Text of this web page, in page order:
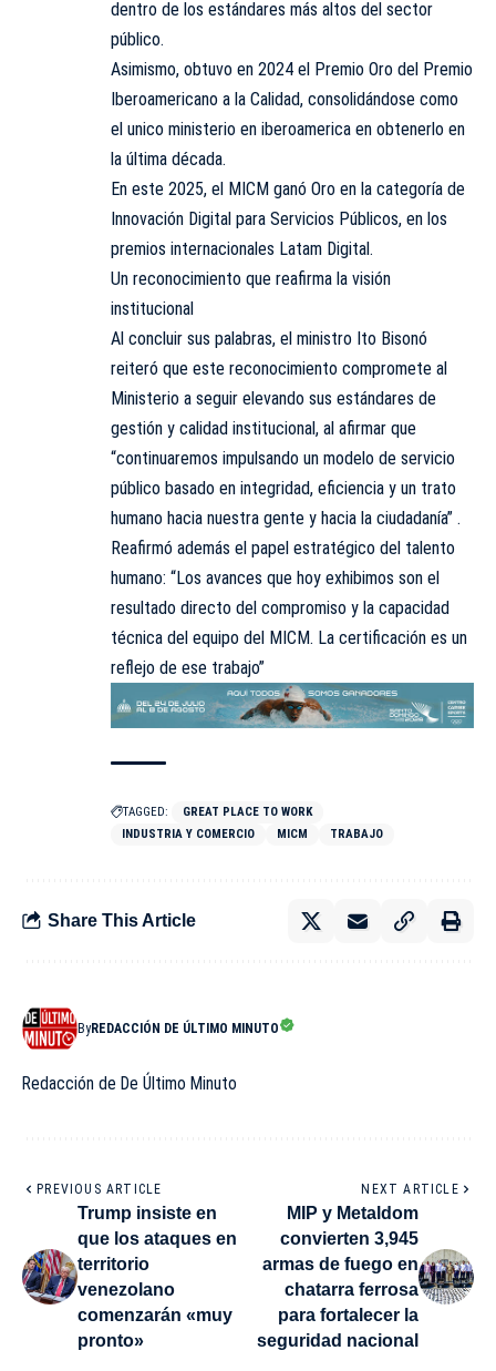
dentro de los estándares más altos del sector
público.
Asimismo, obtuvo en 2024 el Premio Oro del Premio
Iberoamericano a la Calidad, consolidándose como
el unico ministerio en iberoamerica en obtenerlo en
la última década.
En este 2025, el MICM ganó Oro en la categoría de
Innovación Digital para Servicios Públicos, en los
premios internacionales Latam Digital.
Un reconocimiento que reafirma la visión
institucional
Al concluir sus palabras, el ministro Ito Bisonó
reiteró que este reconocimiento compromete al
Ministerio a seguir elevando sus estándares de
gestión y calidad institucional, al afirmar que
“continuaremos impulsando un modelo de servicio
público basado en integridad, eficiencia y un trato
humano hacia nuestra gente y hacia la ciudadanía” .
Reafirmó además el papel estratégico del talento
humano: “Los avances que hoy exhibimos son el
resultado directo del compromiso y la capacidad
técnica del equipo del MICM. La certificación es un
reflejo de ese trabajo”
TAGGED:
GREAT PLACE TO WORK
INDUSTRIA Y COMERCIO
MICM TRABAJO
Share This Article
ByREDACCIÓN DE ÚLTIMO MINUTO
Redacción de De Último Minuto
PREVIOUS ARTICLE
Trump insiste en
que los ataques en
territorio
venezolano
comenzarán «muy
pronto»
NEXT ARTICLE
MIP y Metaldom
convierten 3,945
armas de fuego en
chatarra ferrosa
para fortalecer la
seguridad nacional